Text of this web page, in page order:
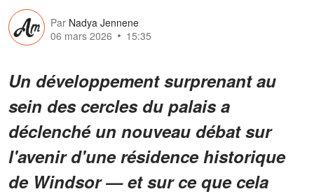
Par Nadya Jennene
06 mars 2026
15:35
Un développement surprenant au
sein des cercles du palais a
déclenché un nouveau débat sur
l'avenir d'une résidence historique
de Windsor — et sur ce que cela